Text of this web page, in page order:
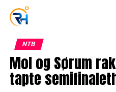
NTB
Mol og Sørum
tapte